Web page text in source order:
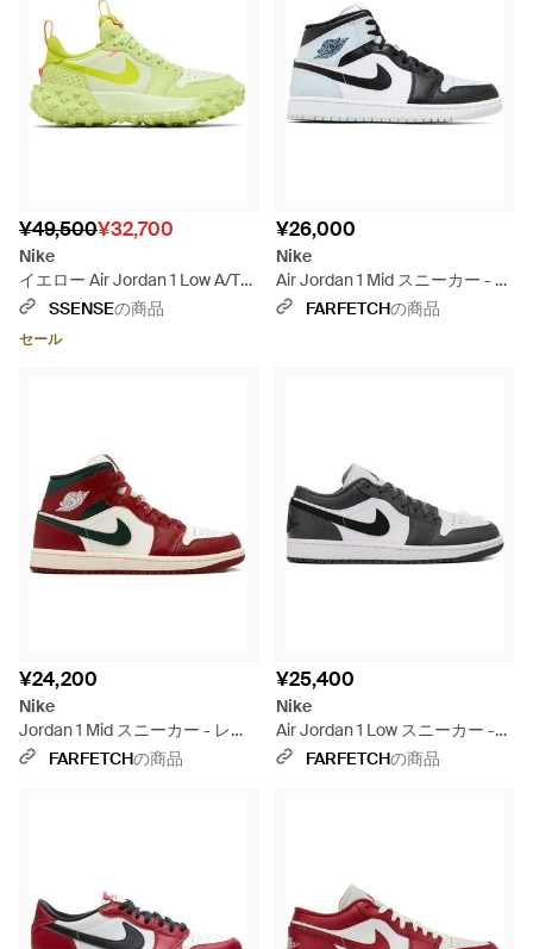
¥49,500¥32,700
Nike
イエロー Air Jordan 1 Low A/T
スニーカー - ブラック
SSENSEの商品
セール
¥26,000
Nike
Air Jordan 1 Mid スニーカー - ホ
ワイトFARFETCHの商品
¥24,200
Nike
Jordan 1 Mid スニーカー - レッ
ド
FARFETCHの商品
¥25,400
Nike
Air Jordan 1 Low スニーカー -
グレーFARFETCHの商品